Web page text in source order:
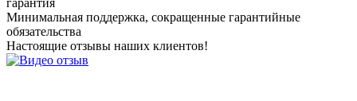
гарантия
Минимальная поддержка, сокращенные гарантийные
обязательства
Настоящие отзывы наших клиентов!